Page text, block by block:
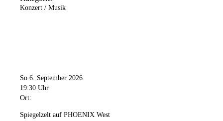
Konzert / Musik
So 6. September 2026
19:30 Uhr
Ort:
Spiegelzelt auf PHOENIX West